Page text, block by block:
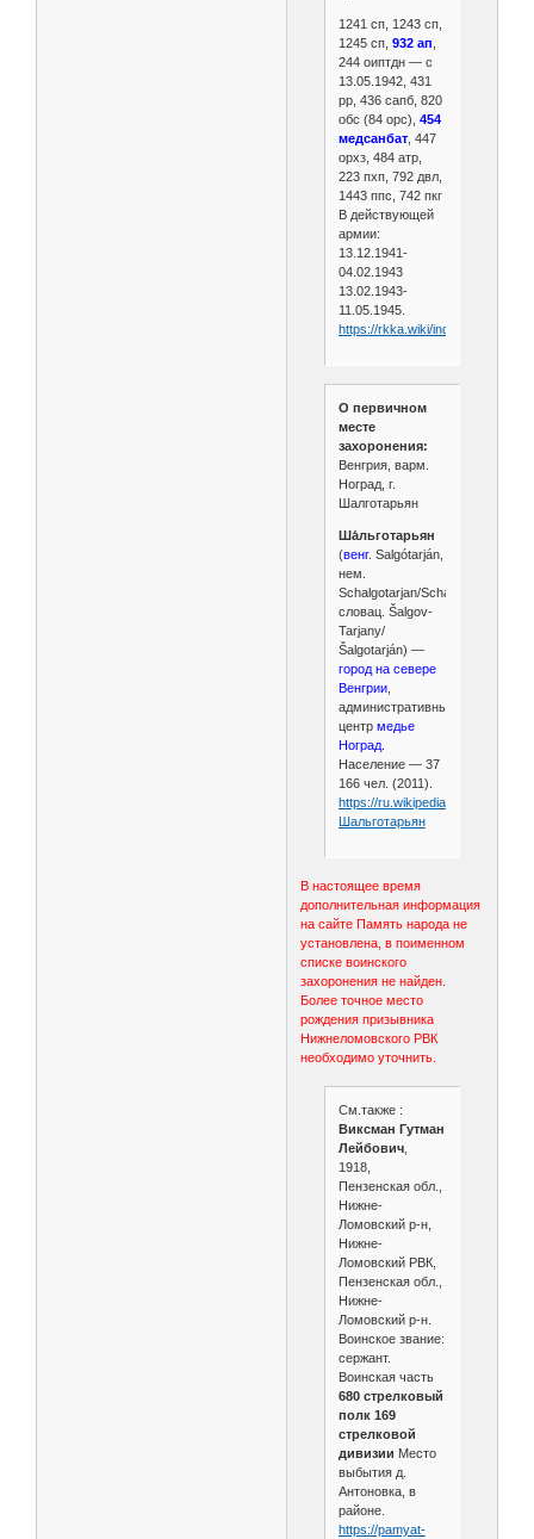
1241 сп, 1243 сп,
1245 сп, 932 ап
244 оиптдн — с
13.05.1942, 431
рр, 436 сапб, 820
обс (84 орс), 454
медсанбат, 447
орхз, 484 атр,
223 пхп, 792 двл,
1443 ппс, 742 пкг
В действующей
армии:
13.12.1941-
04.02.1943
13.02.1943-
11.05.1945.
https://rkka.wiki/index.php/
О первичном
месте
захоронения:
Венгрия, варм.
Ноград, г.
Шалготарьян
Ша́льготарьян
(венг. Salgótarján,
нем.
Schalgotarjan/Schalgau,
словац. Šalgov-
Tarjany/
Šalgotarján) —
город на севере
Венгрии,
административный
центр медье
Ноград.
Население — 37
166 чел. (2011).
https://ru.wikipedia.org/wiki/
Шальготарьян
В настоящее время
дополнительная информация
на сайте Память народа не
установлена, в поименном
списке воинского
захоронения не найден.
Более точное место
рождения призывника
Нижнеломовского РВК
необходимо уточнить.
См.также :
Виксман Гутман
Лейбович,
1918,
Пензенская обл.,
Нижне-
Ломовский р-н,
Нижне-
Ломовский РВК,
Пензенская обл.,
Нижне-
Ломовский р-н.
Воинское звание:
сержант.
Воинская часть
680 стрелковый
полк 169
стрелковой
дивизии Место
выбытия д.
Антоновка, в
районе.
https://pamyat-